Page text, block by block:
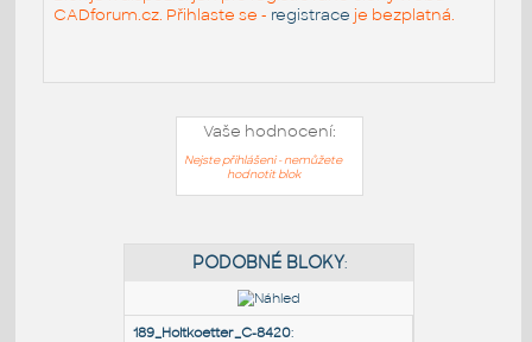
CADforum.cz. Přihlaste se - registrace je bezplatná.
Vaše hodnocení:
Nejste přihlášeni - nemůžete
hodnotit blok